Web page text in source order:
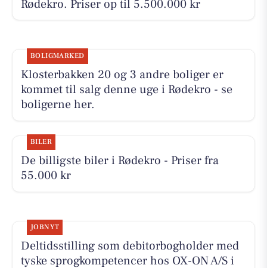
Rødekro. Priser op til 5.500.000 kr
BOLIGMARKED
Klosterbakken 20 og 3 andre boliger er
kommet til salg denne uge i Rødekro - se
boligerne her.
BILER
De billigste biler i Rødekro - Priser fra
55.000 kr
JOBNYT
Deltidsstilling som debitorbogholder med
tyske sprogkompetencer hos OX-ON A/S i